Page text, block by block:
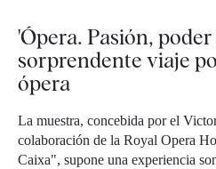
'Ópera. Pasión,
sorprendente viaje
ópera
La muestra, concebida por el
colaboración de la Royal Opera
Caixa", supone una experiencia